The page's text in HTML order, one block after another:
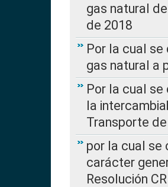
gas natural
de 2018
Por la cual
gas natural a
Por la cual
la
Transporte
por la cual se
carácter
Resolución